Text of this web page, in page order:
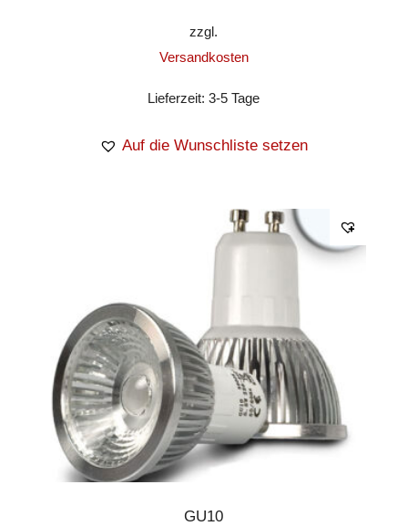
zzgl.
Versandkosten
Lieferzeit:3-5 Tage
Auf die Wunschliste setzen
GU10